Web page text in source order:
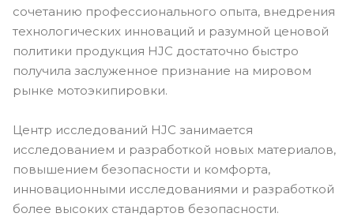
сочетанию профессионального опыта, внедрения
технологических инноваций и разумной ценовой
политики продукция HJC достаточно быстро
получила заслуженное признание на мировом
рынке мотоэкипировки.
Центр исследований HJC занимается
исследованием и разработкой новых материалов,
повышением безопасности и комфорта,
инновационными исследованиями и разработкой
более высоких стандартов безопасности.